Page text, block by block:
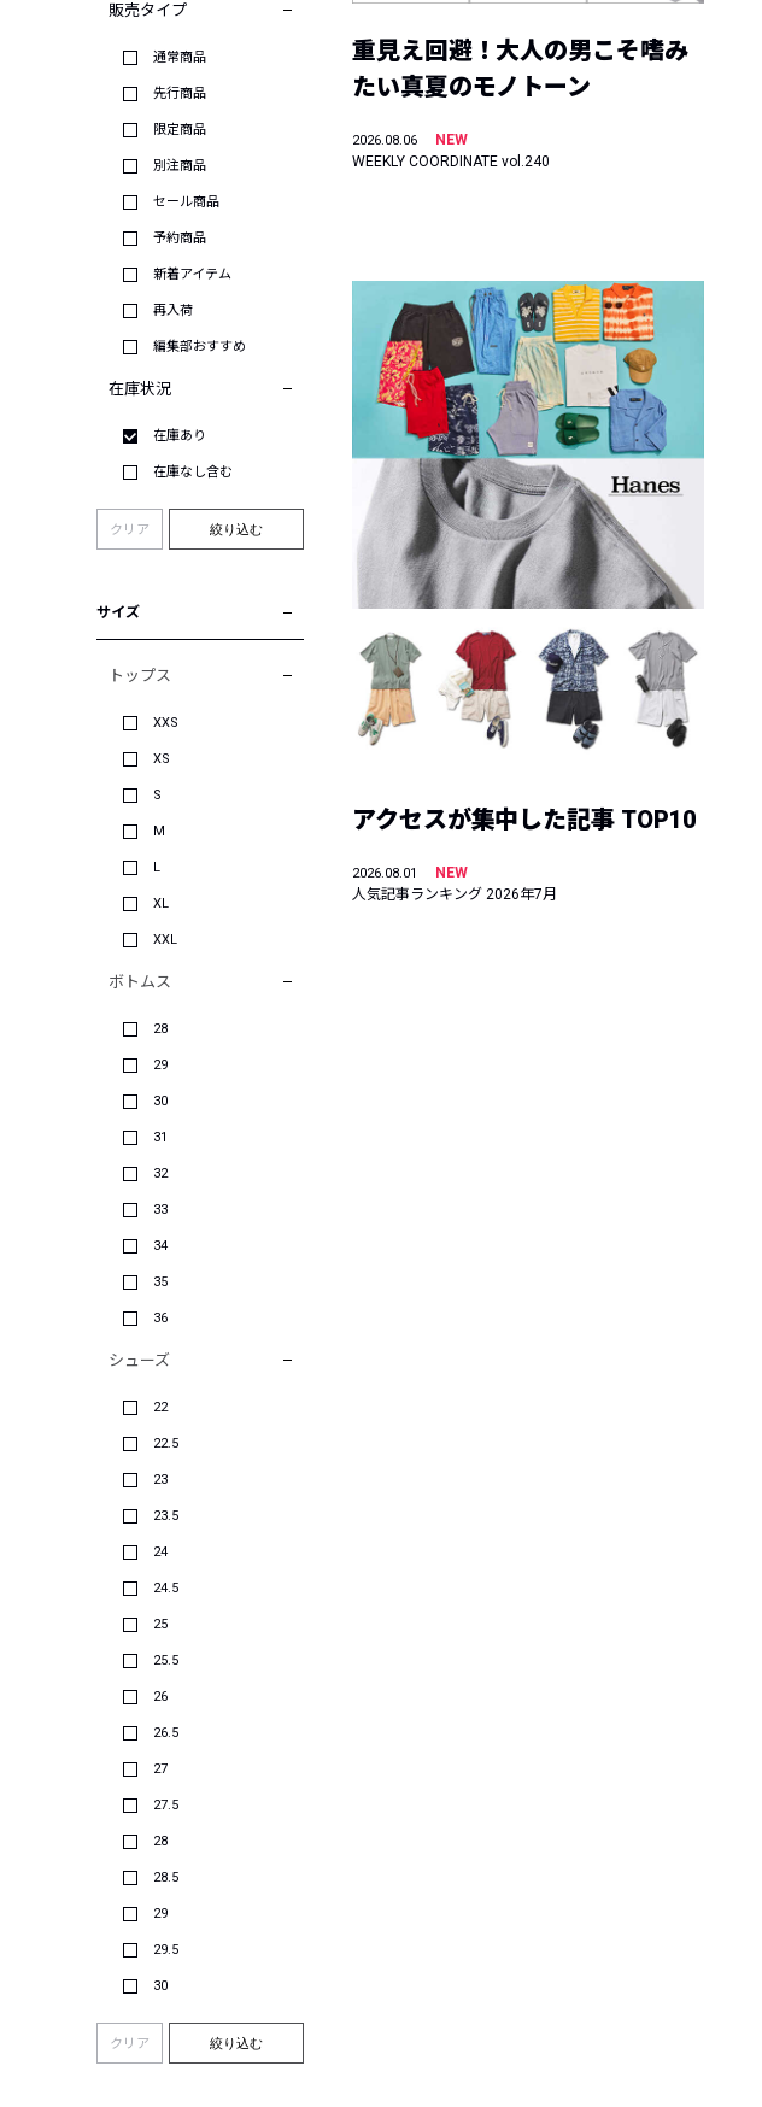
販売タイプ
通常商品
先行商品
限定商品
別注商品
セール商品
予約商品
新着アイテム
再入荷
編集部おすすめ
在庫状況
在庫あり
在庫なし含む
クリア 絞り込む
サイズ
トップス
XXS
XS
S
M
L
XL
XXL
ボトムス
28
29
30
31
32
33
34
35
36
シューズ
22
22.5
23
23.5
24
24.5
25
25.5
26
26.5
27
27.5
28
28.5
29
29.5
30
クリア 絞り込む
重見え回避！大人の男こそ嗜み
たい真夏のモノトーン
2026.08.06
NEW
WEEKLY COORDINATE vol.240
アクセスが集中した記事 TOP10
2026.08.01
NEW
人気記事ランキング 2026年7月